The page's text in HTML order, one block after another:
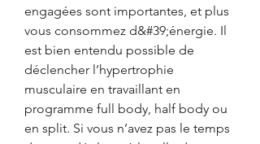
engagées sont importantes, et plus
vous consommez d&#39;énergie. Il
est bien entendu possible de
déclencher l’hypertrophie
musculaire en travaillant en
programme full body, half body ou
en split. Si vous n’avez pas le temps